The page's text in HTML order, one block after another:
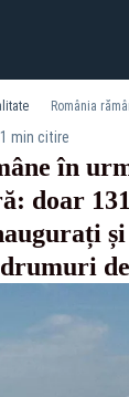
1 min citire
în
doar